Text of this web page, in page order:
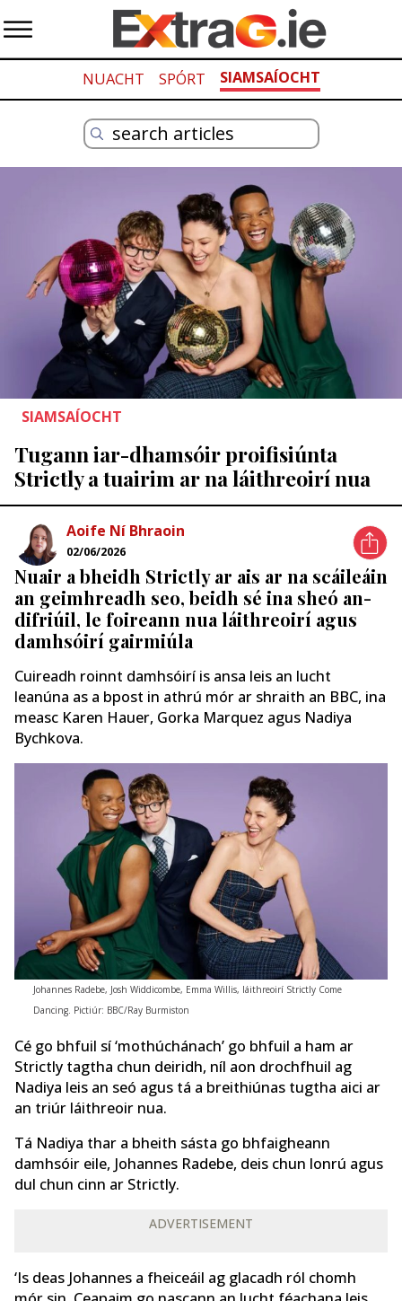
NUACHT SPÓRT SIAMSAÍOCHT
SIAMSAÍOCHT
Tugann iar-dhamsóir proifisiúnta
Strictly a tuairim ar na láithreoirí nua
Aoife Ní Bhraoin
02/06/2026
Nuair a bheidh Strictly ar ais ar na scáileáin
an geimhreadh seo, beidh sé ina sheó an-
difriúil, le foireann nua láithreoirí agus
damhsóirí gairmiúla
Cuireadh roinnt damhsóirí is ansa leis an lucht
leanúna as a bpost in athrú mór ar shraith an BBC, ina
measc Karen Hauer, Gorka Marquez agus Nadiya
Bychkova.
Johannes Radebe, Josh Widdicombe, Emma Willis, láithreoirí Strictly Come
Dancing. Pictiúr: BBC/Ray Burmiston
Cé go bhfuil sí ‘mothúchánach’ go bhfuil a ham ar
Strictly tagtha chun deiridh, níl aon drochfhuil ag
Nadiya leis an seó agus tá a breithiúnas tugtha aici ar
an triúr láithreoir nua.
Tá Nadiya thar a bheith sásta go bhfaigheann
damhsóir eile, Johannes Radebe, deis chun lonrú agus
dul chun cinn ar Strictly.
ADVERTISEMENT
‘Is deas Johannes a fheiceáil ag glacadh ról chomh